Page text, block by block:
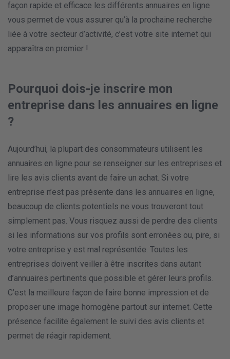
façon rapide et efficace les différents annuaires en ligne
vous permet de vous assurer qu’à la prochaine recherche
liée à votre secteur d’activité, c’est votre site internet qui
apparaîtra en premier !
Pourquoi dois-je inscrire mon
entreprise dans les annuaires en ligne
?
Aujourd’hui, la plupart des consommateurs utilisent les
annuaires en ligne pour se renseigner sur les entreprises et
lire les avis clients avant de faire un achat. Si votre
entreprise n’est pas présente dans les annuaires en ligne,
beaucoup de clients potentiels ne vous trouveront tout
simplement pas. Vous risquez aussi de perdre des clients
si les informations sur vos profils sont erronées ou, pire, si
votre entreprise y est mal représentée. Toutes les
entreprises doivent veiller à être inscrites dans autant
d’annuaires pertinents que possible et gérer leurs profils.
C’est la meilleure façon de faire bonne impression et de
proposer une image homogène partout sur internet. Cette
présence facilite également le suivi des avis clients et
permet de réagir rapidement.